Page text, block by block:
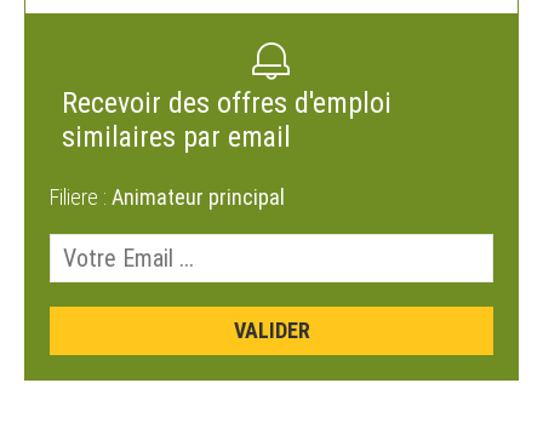
Recevoir des offres d'emploi
similaires par email
Filiere : Animateur principal